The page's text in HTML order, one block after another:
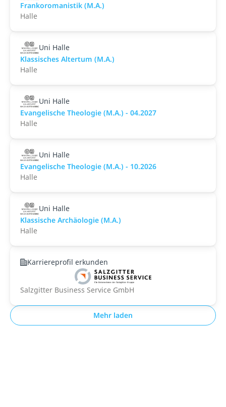
Frankoromanistik (M.A.)
Halle
Uni Halle
Klassisches Altertum (M.A.)
Halle
Uni Halle
Evangelische Theologie (M.A.) - 04.2027
Halle
Uni Halle
Evangelische Theologie (M.A.) - 10.2026
Halle
Uni Halle
Klassische Archäologie (M.A.)
Halle
Karriereprofil erkunden
Salzgitter Business Service GmbH
Mehr laden